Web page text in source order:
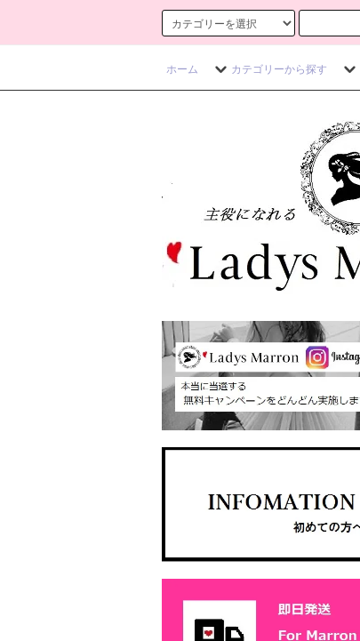
ホーム カテゴリーから探す